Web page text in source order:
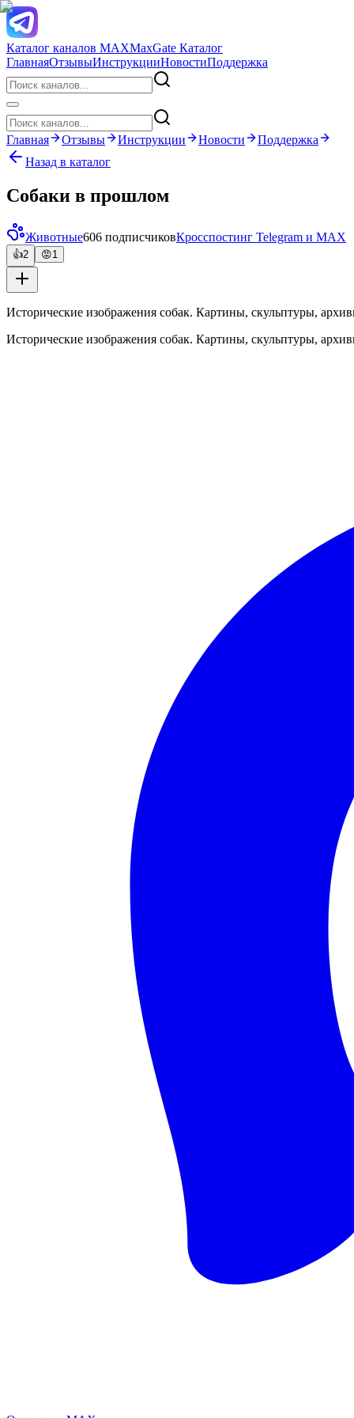
Каталог каналов MAXMaxGate Каталог
ГлавнаяОтзывыИнструкцииНовостиПоддержка
Главная Отзывы Инструкции Новости
Поддержка
Назад в каталог
Собаки в прошлом
Животные606 подписчиковКросспостинг Telegram и MAX
👍2 😡1
Исторические изображения собак. Картины, скульптуры,
Исторические изображения собак. Картины, скульптуры,